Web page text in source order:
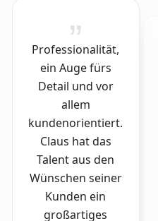
Professionalität,
ein Auge fürs
Detail und vor
allem
kundenorientiert.
Claus hat das
Talent aus den
Wünschen seiner
Kunden ein
großartiges